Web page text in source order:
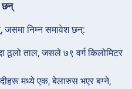
छन्
जसमा निम्न समावेश छन्:
ठूलो ताल, जसले ७९ वर्ग किलोमिटर
मध्ये एक, बेलारुस भएर बग्ने,